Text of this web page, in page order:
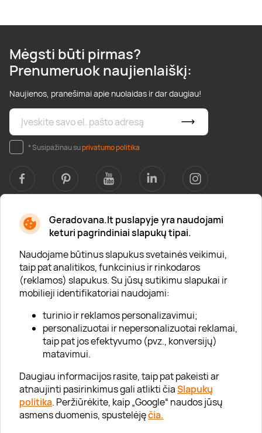
Geradovana.lt puslapyje yra naudojami
keturi pagrindiniai slapukų tipai.
Naudojame būtinus slapukus svetainės veikimui,
taip pat analitikos, funkcinius ir rinkodaros
(reklamos) slapukus. Su jūsų sutikimu slapukai ir
mobilieji identifikatoriai naudojami:
turinio ir reklamos personalizavimui;
personalizuotai ir nepersonalizuotai reklamai,
taip pat jos efektyvumo (pvz., konversijų)
matavimui.
Daugiau informacijos rasite, taip pat pakeisti ar
atnaujinti pasirinkimus gali atlikti čiaSlapukų
politika. Peržiūrėkite, kaip „Google“ naudos jūsų
asmens duomenis, spustelėjęčia.
Mėgsti būti pirmas?
Prenumeruok naujienlaiškį:
Naujienos, pranešimai apie nuolaidas ir dar daugiau!
* Susipažinau suprivatumo politika
Apie mus
Apie „Gera Dovana“
Lojalumo klubas
Karjera
Visi partneriai
Kontaktai
Tinklaraštis
Informacija